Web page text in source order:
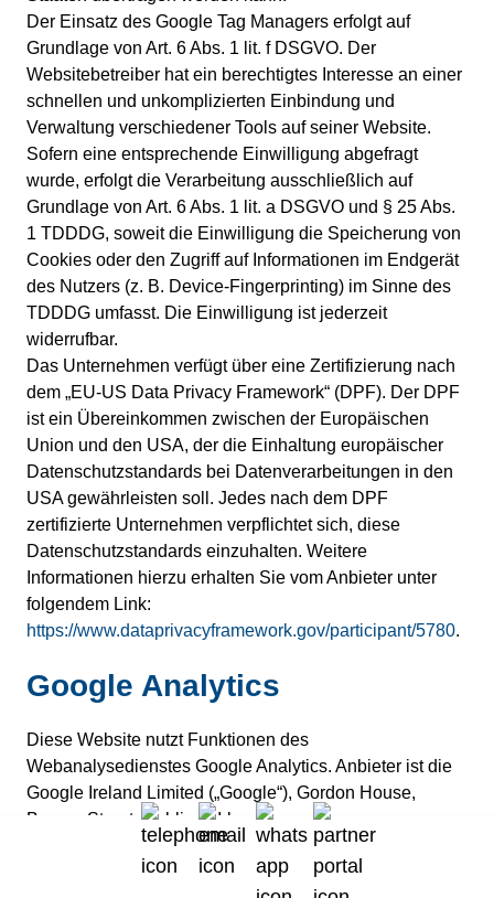
Der Einsatz des Google Tag Managers erfolgt auf
Grundlage von Art. 6 Abs. 1 lit. f DSGVO. Der
Websitebetreiber hat ein berechtigtes Interesse an einer
schnellen und unkomplizierten Einbindung und
Verwaltung verschiedener Tools auf seiner Website.
Sofern eine entsprechende Einwilligung abgefragt
wurde, erfolgt die Verarbeitung ausschließlich auf
Grundlage von Art. 6 Abs. 1 lit. a DSGVO und § 25 Abs.
1 TDDDG, soweit die Einwilligung die Speicherung von
Cookies oder den Zugriff auf Informationen im Endgerät
des Nutzers (z. B. Device-Fingerprinting) im Sinne des
TDDDG umfasst. Die Einwilligung ist jederzeit
widerrufbar.
Das Unternehmen verfügt über eine Zertifizierung nach
dem „EU-US Data Privacy Framework“ (DPF). Der DPF
ist ein Übereinkommen zwischen der Europäischen
Union und den USA, der die Einhaltung europäischer
Datenschutzstandards bei Datenverarbeitungen in den
USA gewährleisten soll. Jedes nach dem DPF
zertifizierte Unternehmen verpflichtet sich, diese
Datenschutzstandards einzuhalten. Weitere
Informationen hierzu erhalten Sie vom Anbieter unter
folgendem Link:
https://www.dataprivacyframework.gov/participant/5780.
Google Analytics
Diese Website nutzt Funktionen des
Webanalysedienstes Google Analytics. Anbieter ist die
Google Ireland Limited („Google“), Gordon House,
Barrow Street, Dublin 4, Irland.
Google Analytics ermöglicht es dem Websitebetreiber,
das Verhalten der Websitebesucher zu analysieren.